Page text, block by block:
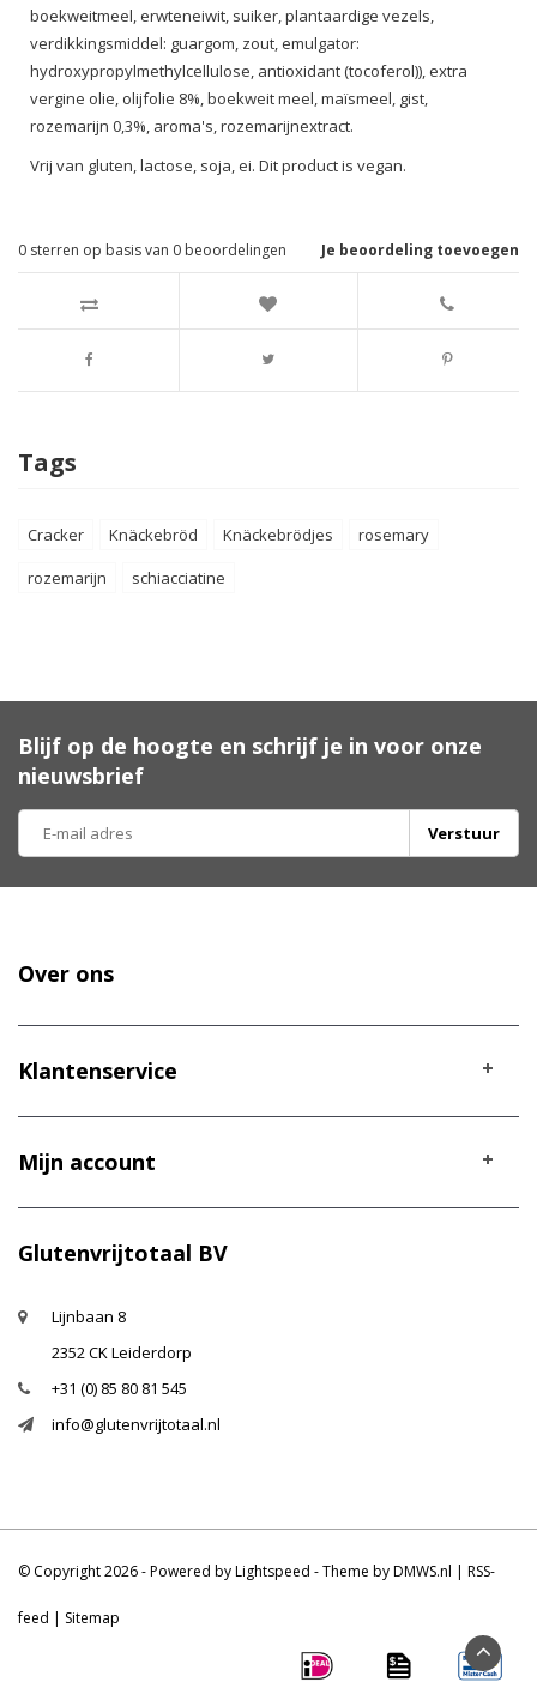
boekweitmeel, erwteneiwit, suiker, plantaardige vezels,
verdikkingsmiddel: guargom, zout, emulgator:
hydroxypropylmethylcellulose, antioxidant (tocoferol)), extra
vergine olie, olijfolie 8%, boekweit meel, maïsmeel, gist,
rozemarijn 0,3%, aroma's, rozemarijnextract.
Vrij van gluten, lactose, soja, ei. Dit product is vegan.
Je beoordeling toevoegen
0 sterren op basis van 0 beoordelingen
Tags
Cracker Knäckebröd Knäckebrödjes
rosemary
rozemarijn
schiacciatine
Blijf op de hoogte en schrijf je in voor onze
nieuwsbrief
Verstuur
Over ons
Klantenservice
Mijn account
Glutenvrijtotaal BV
Lijnbaan 8
2352 CK Leiderdorp
+31 (0) 85 80 81 545
info@glutenvrijtotaal.nl
© Copyright 2026 - Powered byLightspeed - Theme byDMWS.nl | RSS-
feed | Sitemap